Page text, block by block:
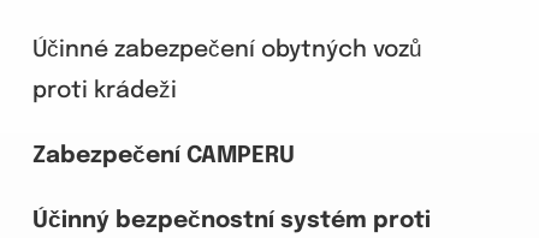
Účinné zabezpečení obytných vozů
proti krádeži
Zabezpečení CAMPERU
Účinný bezpečnostní systém proti